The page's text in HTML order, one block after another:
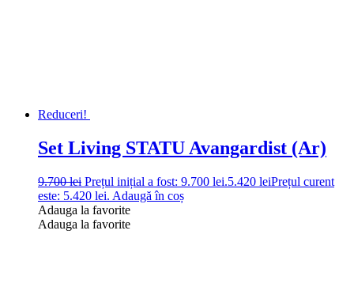
Reduceri!
Set Living STATU Avangardist (Ar)
9.700lei Prețul inițial a fost: 9.700 lei.5.420 leiPrețul curent
este: 5.420 lei. Adaugă în coș
Adauga la favorite
Adauga la favorite